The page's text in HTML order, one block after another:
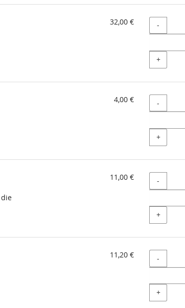
32,00 € Menge
-
+
4,00 € Menge
-
+
11,00 € Menge
-
+
11,20 € Menge
-
+